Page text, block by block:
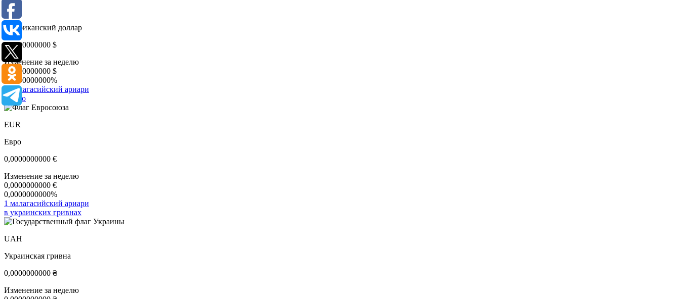
USD
Американский доллар
0,0000000000 $
Изменение за неделю
0,0000000000 $
0,0000000000%
1 малагасийский ариари
в евро
EUR
Евро
0,0000000000 €
Изменение за неделю
0,0000000000 €
0,0000000000%
1 малагасийский ариари
в украинских гривнах
UAH
Украинская гривна
0,0000000000 ₴
Изменение за неделю